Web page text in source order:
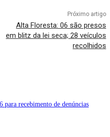
Próximo artigo
Alta Floresta: 06 são presos
em blitz da lei seca; 28 veículos
recolhidos
recebimento de denúncias